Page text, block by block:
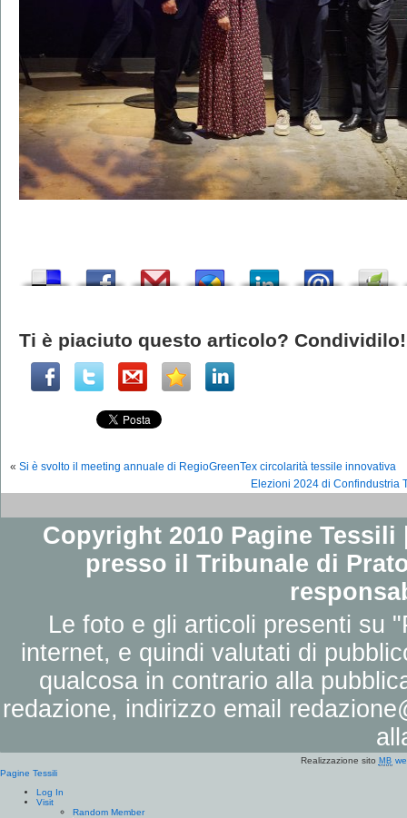
Ti è piaciuto questo articolo? Condividilo!
« Si è svolto il meeting annuale di RegioGreenTex circolarità tessile innovativa
Elezioni 2024 di Confindustria
Copyright 2010 Pagine
presso il Tribunale di
Le foto e gli articoli presenti su
internet, e quindi valutati di
qualcosa in contrario alla
redazione, indirizzo email
Realizzazione sito MB
Pagine Tessili
Log In
Visit
Random Member